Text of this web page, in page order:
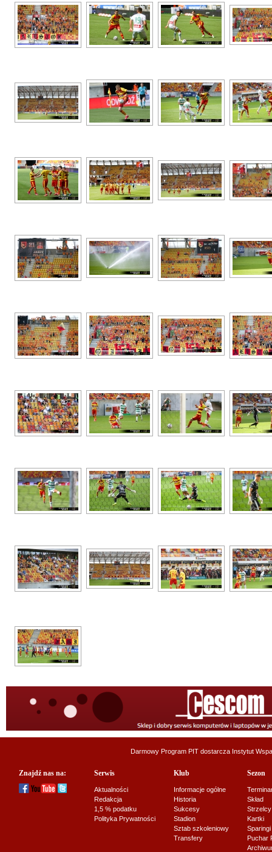
Darmowy Program PIT dostarcza Instytut
Znajdź nas na: Serwis
Aktualności
Redakcja
1,5 % podatku
Polityka Prywatności
Klub
Informacje ogólne
Historia
Sukcesy
Stadion
Sztab szkoleniowy
Transfery
Sezon
Skład
Strzelcy
Kartki
Sparingi
Puchar